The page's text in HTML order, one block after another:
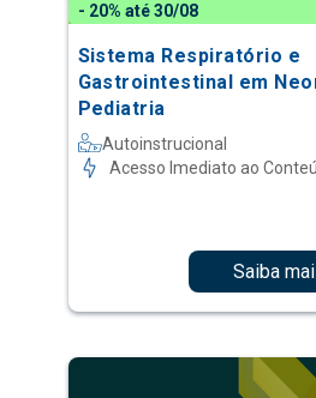
- 20% até 30/08
Sistema Respiratório e
Gastrointestinal em
Pediatria
Autoinstrucional
Acesso Imediato ao
Saiba